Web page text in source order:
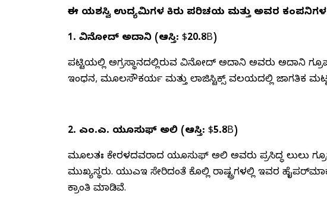
ಈ ಯಶಸ್ವಿ ಉದ್ಯಮಿಗಳ ಕಿರು ಪರಿಚಯ ಮತ್ತು ಅವರ ಕಂಪನಿಗಳ
1. ವಿನೋದ್ ಅದಾನಿ (ಆಸ್ತಿ: $20.8B)
ಪಟ್ಟಿಯಲ್ಲಿ ಅಗ್ರಸ್ಥಾನದಲ್ಲಿರುವ ವಿನೋದ್ ಅದಾನಿ ಅವರು ಅದಾನಿ
ಇಂಧನ, ಮೂಲಸೌಕರ್ಯ ಮತ್ತು ಲಾಜಿಸ್ಟಿಕ್ಸ್ ವಲಯದಲ್ಲಿ ಜಾಗತಿಕ ಮಟ್ಟದ
2. ಎಂ.ಎ. ಯೂಸುಫ್ ಅಲಿ (ಆಸ್ತಿ: $5.8B)
ಮೂಲತಃ ಕೇರಳದವರಾದ ಯೂಸುಫ್ ಅಲಿ ಅವರು ಪ್ರಸಿದ್ಧ ಲುಲು
ಮುಖ್ಯಸ್ಥರು. ಯುಎಇ ಸೇರಿದಂತೆ ಕೊಲ್ಲಿ ರಾಷ್ಟ್ರಗಳಲ್ಲಿ ಇವರ
ಕ್ರಾಂತಿ ಮಾಡಿವೆ.